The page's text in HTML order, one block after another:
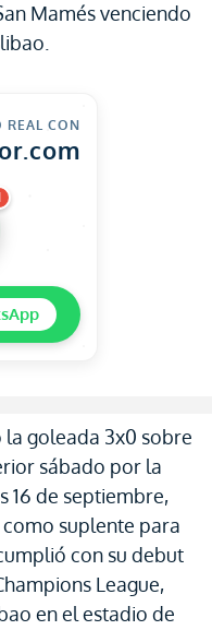
Mamés venciendo
REAL CON
la goleada 3x0 sobre
sábado por la
16 de septiembre,
suplente para
con su debut
League,
en el estadio de